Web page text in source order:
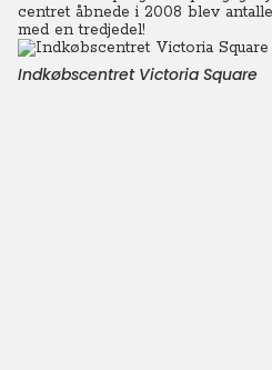
centret åbnede i 2008 blev
med en tredjedel!
Indkøbscentret Victoria Square